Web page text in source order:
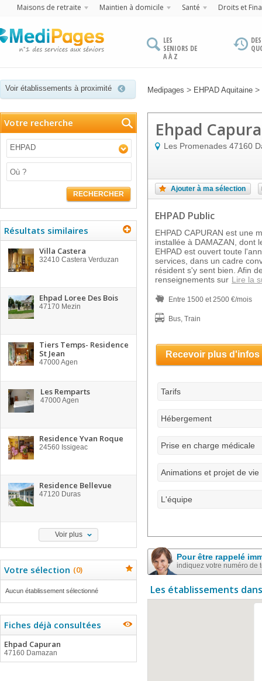
Maisons de retraite Maintien à domicile Santé Droits et
LES
SENIORS DE
A À Z
Voir établissements à proximité Medipages > EHPAD Aquitaine >
Votre recherche
EHPAD
RECHERCHER
Résultats similaires
Villa Castera
32410 Castera Verduzan
Ehpad Loree Des Bois
47170 Mezin
Tiers Temps- Residence
St Jean
47000Agen
Les Remparts
47000Agen
Residence Yvan Roque
24560 Issigeac
Residence Bellevue
47120 Duras
Voir plus
Votre sélection (0)
Aucun établissement sélectionné
Fiches déjà consultées
Ehpad Capuran
47160 Damazan
Ehpad
Les Promenades 47160
Ajouter à ma sélection
EHPAD Public
EHPAD CAPURAN est une
installée à DAMAZAN, dont
EHPAD est ouvert toute
services, dans un cadre
résident s'y sent bien. Afin
renseignements sur Lire la
Entre 1500 et 2500 €/mois
Bus, Train
Recevoir plus d'infos
Tarifs
Hébergement
Prise en charge médicale
Animations et projet de vie
L'équipe
Pour être rappelé
indiquez votre numéro de
Les établissements